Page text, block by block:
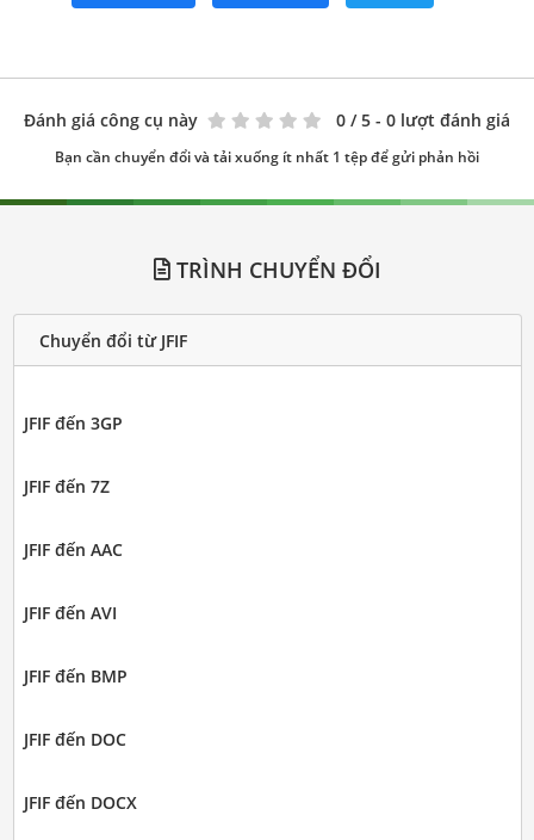
Đánh giá công cụ này 0 / 5 - 0 lượt đánh giá
Bạn cần chuyển đổi và tải xuống ít nhất 1 tệp để gửi phản hồi
TRÌNH CHUYỂN ĐỔI
Chuyển đổi từ JFIF
JFIF đến 3GP
JFIF đến 7Z
JFIF đến AAC
JFIF đến AVI
JFIF đến BMP
JFIF đến DOC
JFIF đến DOCX